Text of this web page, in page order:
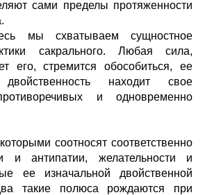
сами пределы протяженности
мы схватываем сущностное
сакрального. Любая сила,
его, стремится обособиться, ее
двойственность находит свое
и одновременно
соотносят соответственно
и антипатии, желательности и
ее изначальной двойственной
такие полюса рождаются при